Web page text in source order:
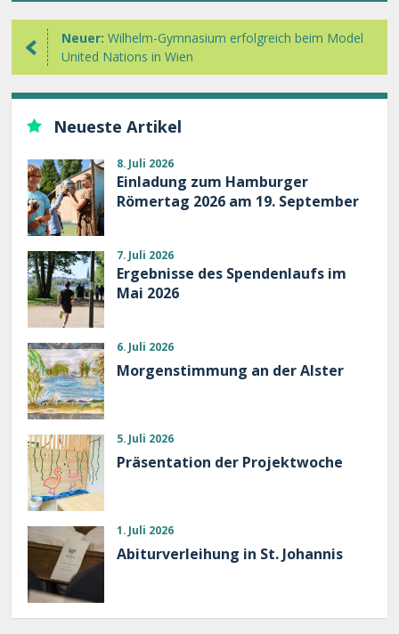
Neuer:Wilhelm-Gymnasium erfolgreich beim Model
United Nations in Wien
Neueste Artikel
8. Juli 2026
Einladung zum Hamburger
Römertag 2026 am 19. September
7. Juli 2026
Ergebnisse des Spendenlaufs im
Mai 2026
6. Juli 2026
Morgenstimmung an der Alster
5. Juli 2026
Präsentation der Projektwoche
1. Juli 2026
Abiturverleihung in St. Johannis